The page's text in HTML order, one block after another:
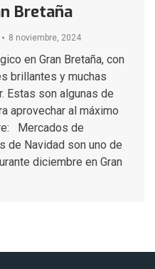
Bretaña
8 noviembre, 2024
en Gran Bretaña, con
brillantes y muchas
Estas son algunas de
aprovechar al máximo
Mercados de
Navidad son uno de
diciembre en Gran